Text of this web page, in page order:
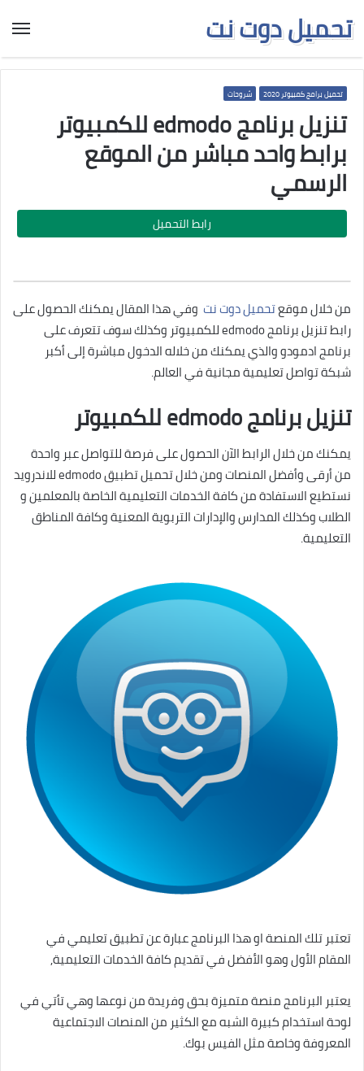
تحميل دوت نت
تحميل برامج كمبيوتر 2020 شروحات
تنزيل برنامج edmodo للكمبيوتر
برابط واحد مباشر من الموقع
الرسمي
رابط التحميل
من خلال موقعتحميل دوت نت وفي هذا المقال يمكنك الحصول على
رابط تنزيل برنامج edmodo للكمبيوتر وكذلك سوف تتعرف على
برنامج ادمودو والذي يمكنك من خلاله الدخول مباشرة إلى أكبر
شبكة تواصل تعليمية مجانية في العالم.
تنزيل برنامج edmodo للكمبيوتر
يمكنك من خلال الرابط الآن الحصول على فرصة للتواصل عبر واحدة
من أرقى وأفضل المنصات ومن خلال تحميل تطبيق edmodo للاندرويد
نستطيع الاستفادة من كافة الخدمات التعليمية الخاصة بالمعلمين و
الطلاب وكذلك المدارس والإدارات التربوية المعنية وكافة المناطق
التعليمية.
تعتبر تلك المنصة او هذا البرنامج عبارة عن تطبيق تعليمي في
المقام الأول وهو الأفضل في تقديم كافة الخدمات التعليمية,
يعتبر البرنامج منصة متميزة بحق وفريدة من نوعها وهي تأتي في
لوحة استخدام كبيرة الشبه مع الكثير من المنصات الاجتماعية
المعروفة وخاصة مثل الفيس بوك.